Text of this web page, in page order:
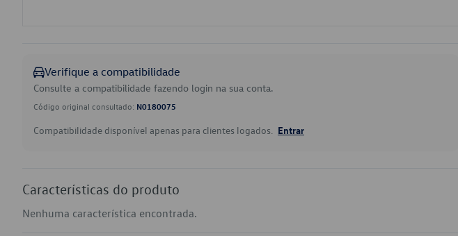
Verifique a compatibilidade
Consulte a compatibilidade fazendo login na sua conta.
Código original consultado: N0180075
Compatibilidade disponível apenas para clientes logados. Entrar
Características do produto
Nenhuma característica encontrada.